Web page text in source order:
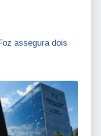
assegura dois